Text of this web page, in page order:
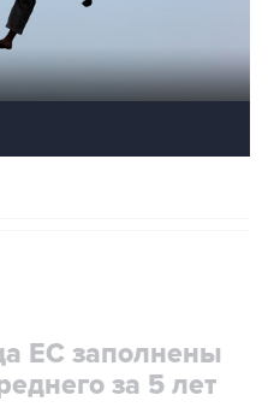
ЕС заполнены
за 5 лет